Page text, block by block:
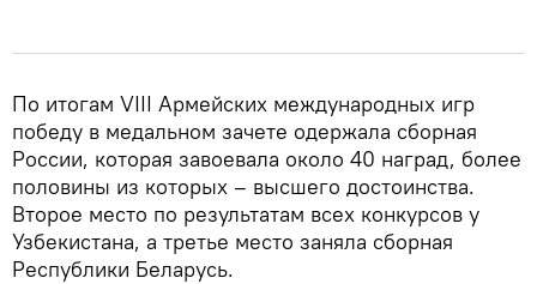
По итогам VIII Армейских международных игр
победу в медальном зачете одержала сборная
России, которая завоевала около 40 наград, более
половины из которых – высшего достоинства.
Второе место по результатам всех конкурсов у
Узбекистана, а третье место заняла сборная
Республики Беларусь.